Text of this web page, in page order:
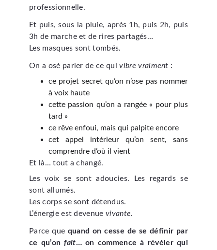
professionnelle.
Et puis, sous la pluie, après 1h, puis 2h, puis
3h de marche et de rires partagés…
Les masques sont tombés.
On a osé parler de ce quivibre vraiment :
ce projet secret qu’on n’ose pas nommer
à voix haute
cette passion qu’on a rangée « pour plus
tard »
ce rêve enfoui, mais qui palpite encore
cet appel intérieur qu’on sent, sans
comprendre d’où il vient
Et là… tout a changé.
Les voix se sont adoucies. Les regards se
sont allumés.
Les corps se sont détendus.
L’énergie est devenuevivante.
Parce que quand on cesse de se définir par
ce qu’onfait… on commence à révéler qui